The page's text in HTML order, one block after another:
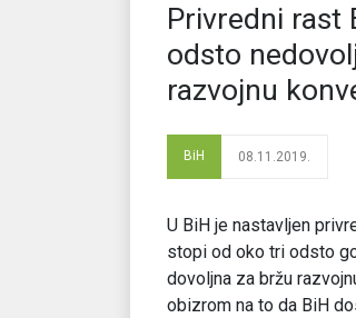
Privredni rast
odsto
razvojnu
BiH 08.11.2019.
U BiH je nastavljen
stopi od oko tri odsto
dovoljna za bržu
obizrom na to da BiH